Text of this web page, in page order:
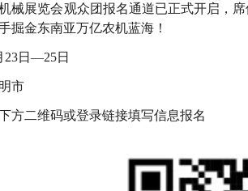
械展览会观众团报名通道已正式开启，
掘金东南亚万亿农机蓝海！
23日—25日
市
方二维码或登录链接填写信息报名